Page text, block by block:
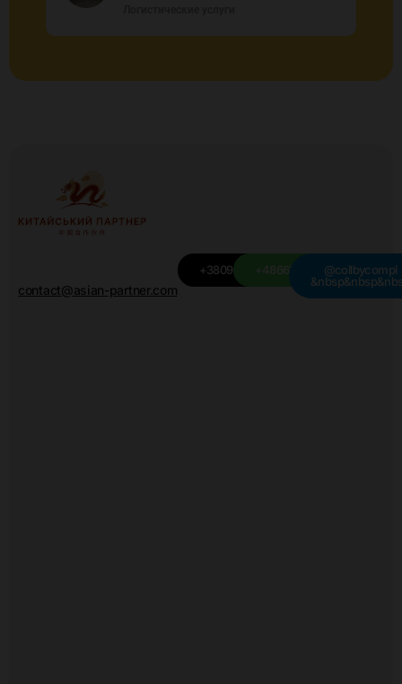
contact@asian-partner.com
+380949501115+48668439709@collbycompl